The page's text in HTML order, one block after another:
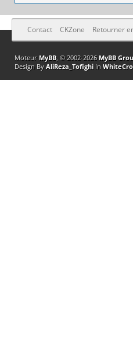
Contact CKZone Retourner
Moteur MyBB, © 2002-2026 MyBB
Design By AliReza_TofighiIn